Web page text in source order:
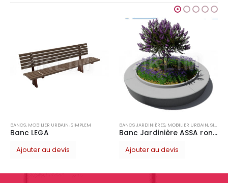
SIMPLEM BANCS JARDINIÈRES MOBILIER URBAIN,SIMPLEM
Banc Jardinière ASSA ronde D3000
Ajouter au devis
BANCS JARDINIÈRES
Ajouter au devis